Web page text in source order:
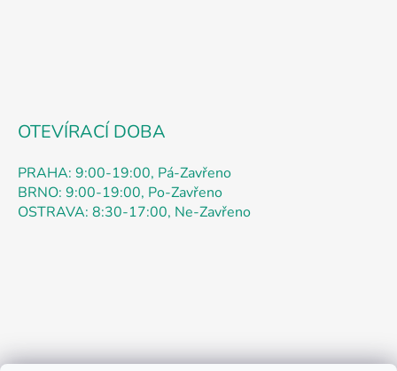
OTEVÍRACÍ DOBA
PRAHA: 9:00-19:00, Pá-Zavřeno
BRNO: 9:00-19:00, Po-Zavřeno
OSTRAVA: 8:30-17:00, Ne-Zavřeno